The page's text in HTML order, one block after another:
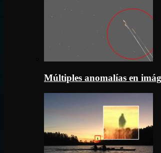
Múltiples anomalías en